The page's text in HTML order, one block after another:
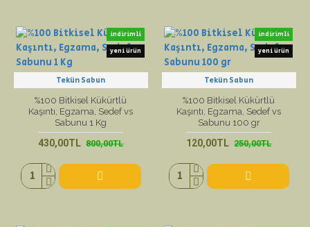
indirimli
yeni ürün
Tekün Sabun
%100 Bitkisel Kükürtlü
Kaşıntı, Egzama, Sedef vs
Sabunu 1 Kg
430,00TL 800,00TL
indirimli
yeni ürün
Tekün Sabun
%100 Bitkisel Kükürtlü
Kaşıntı, Egzama, Sedef vs
Sabunu 100 gr
120,00TL 250,00TL